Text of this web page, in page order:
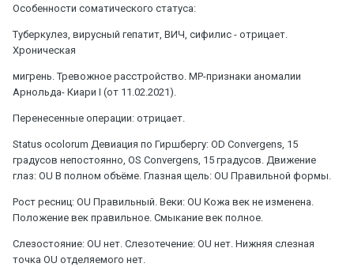
Особенности соматического статуса:
Туберкулез, вирусный гепатит, ВИЧ, сифилис - отрицает.
Хроническая
мигрень. Тревожное расстройство. МР-признаки аномалии
Арнольда- Киари І (от 11.02.2021).
Перенесенные операции: отрицает.
Status ocolorum Девиация по Гиршбергу: OD Convergens, 15
градусов непостоянно, OS Convergens, 15 градусов. Движение
глаз: OU В полном объёме. Глазная щель: OU Правильной формы.
Рост ресниц: OU Правильный. Веки: OU Кожа век не изменена.
Положение век правильное. Смыкание век полное.
Слезостояние: OU нет. Слезотечение: OU нет. Нижняя слезная
точка OU отделяемого нет.